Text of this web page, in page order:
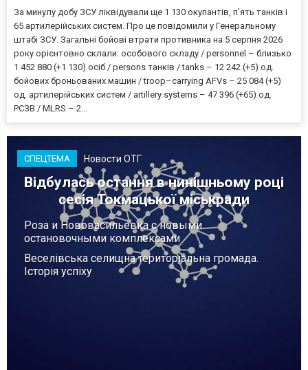
За минулу добу ЗСУ ліквідували ще 1 130 окупантів, пʼять танків і
65 артилерійських систем. Про це повідомили у Генеральному
штабі ЗСУ. Загальні бойові втрати противника на 5 серпня 2026
року орієнтовно склали: особового складу / personnel – близько
1 452 880 (+1 130) осіб / persons танків / tanks – 12 242 (+5) од.
бойових броньованих машин / troop–carrying AFVs – 25 084 (+5)
од. артилерійських систем / artillery systems – 47 396 (+65) од.
РСЗВ / MLRS – 2...
СПЕЦТЕМА Новости ОТГ
Відбулась остання в нинішньому році
сесія Токмацької міськради
Роза и Нововасильевка с новыми
остановочными комплексами
Веселівська селищна територіальна громада.
Історія успіху